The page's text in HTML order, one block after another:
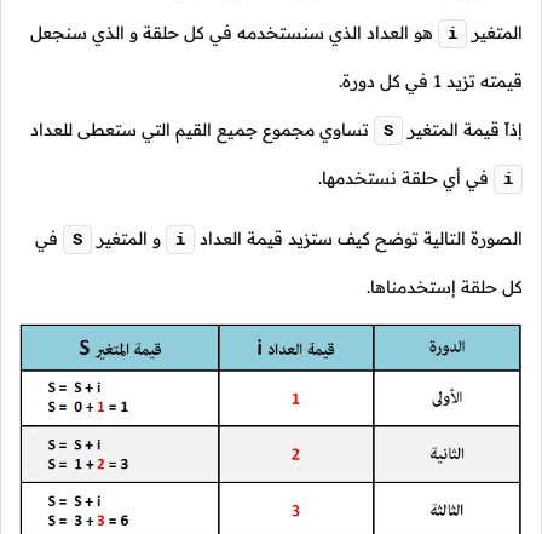
المتغير i هو العداد الذي سنستخدمه في كل حلقة و الذي سنجعل
قيمته تزيد 1 في كل دورة.
إذاً قيمة المتغير S تساوي مجموع جميع القيم التي ستعطى للعداد
i في أي حلقة نستخدمها.
الصورة التالية توضح كيف ستزيد قيمة العداد i و المتغير S في
كل حلقة إستخدمناها.